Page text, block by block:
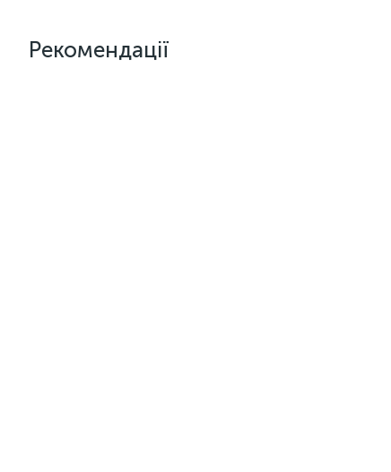
Рекомендації